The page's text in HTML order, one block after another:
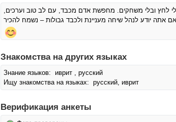
בלי לחץ ובלי משחקים. מחפשת אדם מכבד, עם לב טוב וערכים,
אתה יודע לנהל שיחה מעניינת ולכבד גבולות – נשמח להכיר
Знакомства на других языках
Знание языков: иврит , русский
Ищу знакомства на языках: русский, иврит
Верификация анкеты